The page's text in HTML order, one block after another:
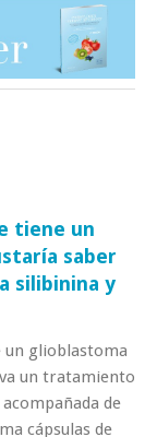
tiene un
saber
silibinina y
un glioblastoma
un tratamiento
de
cápsulas de